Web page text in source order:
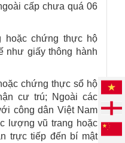
cấp chưa quá 06
hoặc chứng thực hộ
như giấy thông hành
chứng thực sổ hộ
cư trú; ​Ngoài các
công dân Việt Nam
lượng vũ trang hoặc
trực tiếp đến bí mật